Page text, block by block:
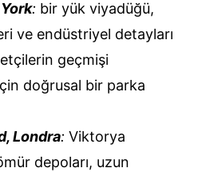
: bir yük viyadüğü,
ve endüstriyel detayları
geçmişi
doğrusal bir parka
Londra: Viktorya
depoları, uzun